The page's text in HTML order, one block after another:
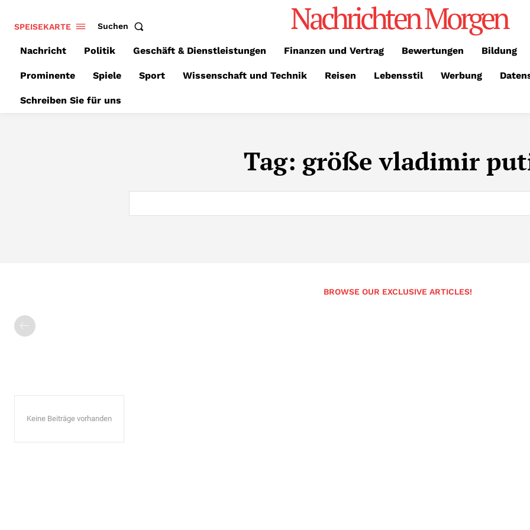
SPEISEKARTE Suchen Nachrichten Morgen
Nachricht Politik Geschäft & Dienstleistungen Finanzen und Vertrag Bewertungen Bildung
Prominente Spiele Sport Wissenschaft und Technik Reisen Lebensstil Werbung
Schreiben Sie für uns
Tag: größe vladimir
BROWSE OUR EXCLUSIVE ARTICLES!
Keine Beiträge vorhanden